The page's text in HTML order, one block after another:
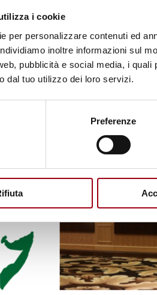
i cookie
per personalizzare contenuti ed
inoltre informazioni sul
pubblicità e social media, i
dal tuo utilizzo dei loro servizi.
Preferenze
Arab League
with human
01.01.2024